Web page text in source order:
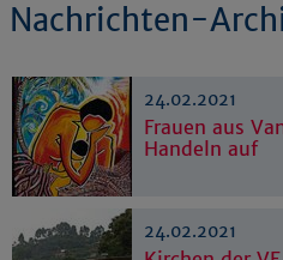
Nachrichten-
24.02.2021
Frauen aus
Handeln auf
24.02.2021